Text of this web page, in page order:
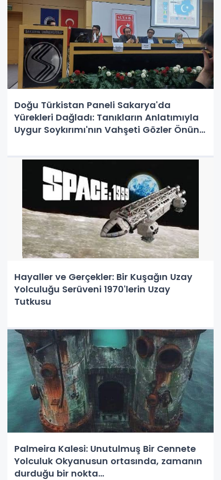
Doğu Türkistan Paneli Sakarya'da
Yürekleri Dağladı: Tanıkların Anlatımıyla
Uygur Soykırımı'nın Vahşeti Gözler Önüne
Hayaller ve Gerçekler: Bir Kuşağın Uzay
Yolculuğu Serüveni 1970'lerin Uzay
Tutkusu
Palmeira Kalesi: Unutulmuş Bir Cennete
Yolculuk Okyanusun ortasında, zamanın
durduğu bir nokta...